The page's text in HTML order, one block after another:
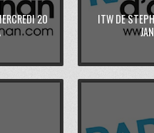
20
ITW DE